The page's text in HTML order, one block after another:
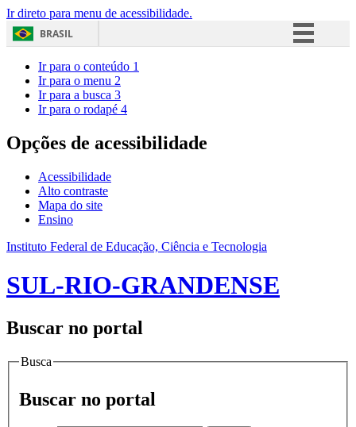
Ir direto para menu de acessibilidade.
BRASIL
Acesso à informação
Ir para o conteúdo 1
Ir para o menu 2
Ir para a busca 3
Ir para o rodapé 4
Opções de acessibilidade
Acessibilidade
Alto contraste
Mapa do site
Ensino
Instituto Federal de Educação, Ciência e Tecnologia
SUL-RIO-GRANDENSE
Buscar no portal
Busca
Buscar no portal